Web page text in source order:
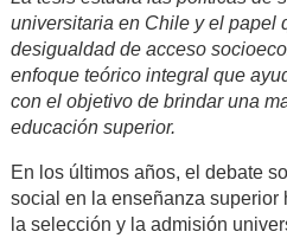
universitaria en Chile y el papel
desigualdad de acceso
enfoque teórico integral que
con el objetivo de brindar una
educación superior.
En los últimos años, el debate
social en la enseñanza superior
la selección y la admisión